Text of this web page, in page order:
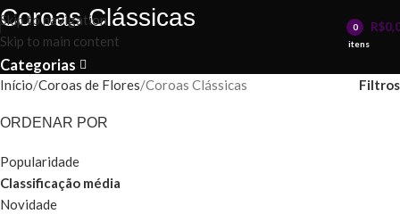
Skip to navigation
Skip to main content
0
itens
R$
Coroas Clássicas
Categorias
Início Coroas de Flores Coroas Clássicas Filtros
ORDENAR POR
Popularidade
Classificação média
Novidade